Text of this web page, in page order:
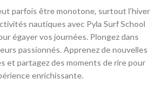
parfois être monotone, surtout l’hiver
nautiques avec Pyla Surf School
égayer vos journées. Plongez dans
passionnés. Apprenez de nouvelles
et partagez des moments de rire pour
enrichissante.